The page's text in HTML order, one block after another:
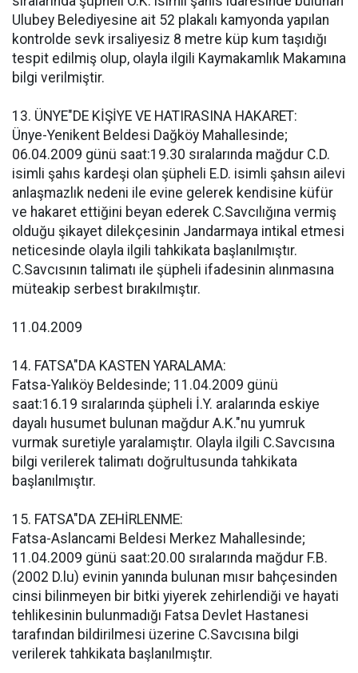
Ulubey Belediyesine ait 52 plakalı kamyonda yapılan
kontrolde sevk irsaliyesiz 8 metre küp kum taşıdığı
tespit edilmiş olup, olayla ilgili Kaymakamlık Makamına
bilgi verilmiştir.
13. ÜNYE"DE KİŞİYE VE HATIRASINA HAKARET:
Ünye-Yenikent Beldesi Dağköy Mahallesinde;
06.04.2009 günü saat:19.30 sıralarında mağdur C.D.
isimli şahıs kardeşi olan şüpheli E.D. isimli şahsın ailevi
anlaşmazlık nedeni ile evine gelerek kendisine küfür
ve hakaret ettiğini beyan ederek C.Savcılığına vermiş
olduğu şikayet dilekçesinin Jandarmaya intikal etmesi
neticesinde olayla ilgili tahkikata başlanılmıştır.
C.Savcısının talimatı ile şüpheli ifadesinin alınmasına
müteakip serbest bırakılmıştır.
11.04.2009
14. FATSA"DA KASTEN YARALAMA:
Fatsa-Yalıköy Beldesinde; 11.04.2009 günü
saat:16.19 sıralarında şüpheli İ.Y. aralarında eskiye
dayalı husumet bulunan mağdur A.K."nu yumruk
vurmak suretiyle yaralamıştır. Olayla ilgili C.Savcısına
bilgi verilerek talimatı doğrultusunda tahkikata
başlanılmıştır.
15. FATSA"DA ZEHİRLENME:
Fatsa-Aslancami Beldesi Merkez Mahallesinde;
11.04.2009 günü saat:20.00 sıralarında mağdur F.B.
(2002 D.lu) evinin yanında bulunan mısır bahçesinden
cinsi bilinmeyen bir bitki yiyerek zehirlendiği ve hayati
tehlikesinin bulunmadığı Fatsa Devlet Hastanesi
tarafından bildirilmesi üzerine C.Savcısına bilgi
verilerek tahkikata başlanılmıştır.